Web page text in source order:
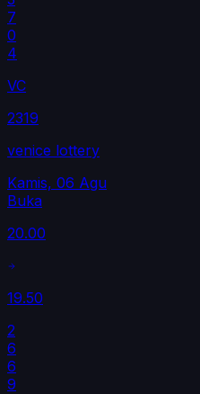
7
0
4
VC
2319
venice lottery
Kamis, 06 Agu
Buka
20.00
19.50
2
6
6
9